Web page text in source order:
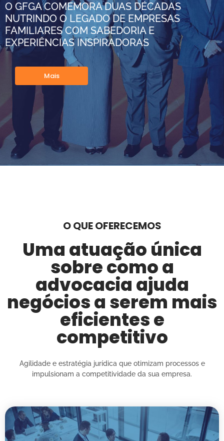
O GFGA COMEMORA DUAS DÉCADAS
NUTRINDO O LEGADO DE EMPRESAS
FAMILIARES COM SABEDORIA E
EXPERIÊNCIAS INSPIRADORAS
Mais
O QUE OFERECEMOS
Uma atuação única
sobre como a
advocacia ajuda
negócios a serem mais
eficientes e
competitivo
Agilidade e estratégia jurídica que otimizam processos e
impulsionam a competitividade da sua empresa.